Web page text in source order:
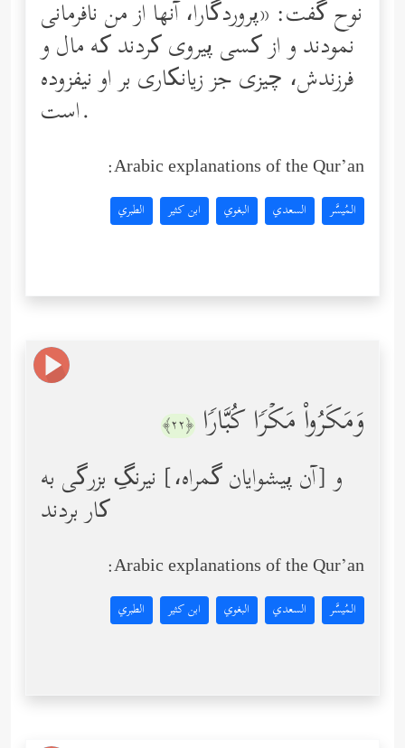
نوح گفت: «پروردگارا، آنها از من نافرمانی
نمودند و از کسی پیروی کردند که مال و
فرزندش، چیزی جز زیانکاری بر او نیفزوده
است.
Arabic explanations of the Qur’an:
المُيسَّر السعدي البغوي ابن كثير الطبري
وَمَكَرُواْ مَكۡرࣰا كُبَّارࣰا ﴿٢٢﴾
و [آن پیشوایان گمراه،] نیرنگِ بزرگی به
کار بردند
Arabic explanations of the Qur’an:
المُيسَّر السعدي البغوي ابن كثير الطبري